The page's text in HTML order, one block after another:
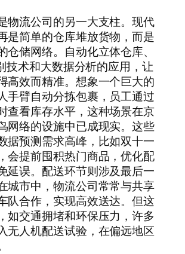
物流公司的另一大支柱。现代
是简单的仓库堆放货物，而是
仓储网络。自动化立体仓库、
技术和大数据分析的应用，让
高效而精准。想象一个巨大的
手臂自动分拣包裹，员工通过
查看库存水平，这种场景在京
网络的设施中已成现实。这些
据预测需求高峰，比如双十一
会提前囤积热门商品，优化配
延误。配送环节则涉及最后一
城市中，物流公司常常与共享
队合作，实现高效送达。但这
如交通拥堵和环保压力，许多
无人机配送试验，在偏远地区